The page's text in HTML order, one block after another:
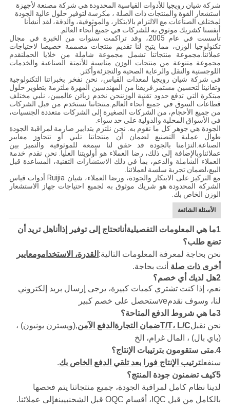
شركة شيان رويجيا للأدوات القياسية المحدودة هي شركة مصنعة لأجهزة
استشعار القوة والمنتجات ذات الصلة ، مكرسة لتوفير حلول عالية الجودة
لمختلف الصناعات.مع الالتزام بالابتكار، والموثوقية، والدقة، لقد أنشأنا
أنفسنا كشريك موثوق به للشركات في جميع أنحاء العالم.
تأسست في عام 2005، وقد تراكمت سنوات من الخبرة في مجال
تكنولوجيا الوزن، مما يتيح لنا تقديم منتجات مصممة خصيصا لاحتياجات
عملائنا.مجموعة منتجاتنا تشمل مجموعة شاملة من خلايا الحملنقدم
مجموعة متنوعة من منتجات الوزن مناسبة للأتمتة الصناعية والخدمات
اللوجستية والنقل والرعاية الصحية والتجزئةوأكثر.
في شركة شيان رويجيا لمعدات القياس، نحن نفخر بخبراتنا التكنولوجية
وتفانينا لتحسين مستمر.فريقنا من المهندسين المهرة ملتزمة بتطوير حلول
مبتكرة التي تدفع حدود تقنية الوزننحن نخدم زبائن عالميين، نلبي مختلف
قطاعات السوق في جميع أنحاء العالم.منتجاتنا تستخدم من قبل الشركات
من جميع الأحجام، من الشركات الصغيرة إلى الشركات متعددة الجنسيات،
في الأسواق المحلية والدولية على حد سواء.
الجودة هي جوهر كل ما نقوم به. نحن نلتزم بتدابير صارمة لمراقبة الجودة
طوال عملية التصنيع لضمان أن منتجاتنا تلبي أو تتجاوز معايير
الصناعة.التزامنا بالجودة قد حقق لنا سمعة للموثوقية والتميز بين
عملائناوبالإضافة إلى ذلك، رضا العملاء هو أولويتنا العليا. نحن نقدم خدمة
العملاء الشاملة والدعم، بما في ذلك الاستشارات التقنية، المساعدة قبل
البيع،لضمان تجربة سلسة لعملائنا.
مع التركيز على الابتكار والجودة، ورضا العملاء، شيان Ruijia أدوات قياس
الشركة المحدودة هو شريك موثوق به لجميع احتياجات جهاز الاستشعار
الوزن الخاص بك.
الأسئلة الشائعة
1ما هي المعلومات التفصيلية أناتحتاج إلى توفير إذا أناهل تريد أن
تضع طلب؟
نحن بحاجة لمعرفة المعلومات التالية: القدرة، الاستخدامومعايير
أخرى ذات صلة أنت بحاجة.
2هل لديك أي خصم؟
نعم، إذا كنت تشتري كميات كبيرة، يرجى إرسال بريد إلكتروني
لنا، وسوف نقدمveستحصل على خصم كبير
3ما هي شروط الدفع المتاحة؟
نحن نقبلT/T، L/Cضمان التجارة الدفع الآمن,(ويسترن يونيون) ،
(باي بال) ، المال غرام، الخ
4. متى ستقومون بترتيبات الإنتاج؟
سنفعلترتيب الإنتاج فورا بعد تلقي الدفع الخاص بك.
5كيف تضمنون جودة المنتج؟
لدينا نظام كامل لمراقبة الجودة، جميع منتجاتنا يتم فحصها
بالكامل من قبل IQC، أقسام OQC قبل الشحن
بيينغإلى عملائنا.